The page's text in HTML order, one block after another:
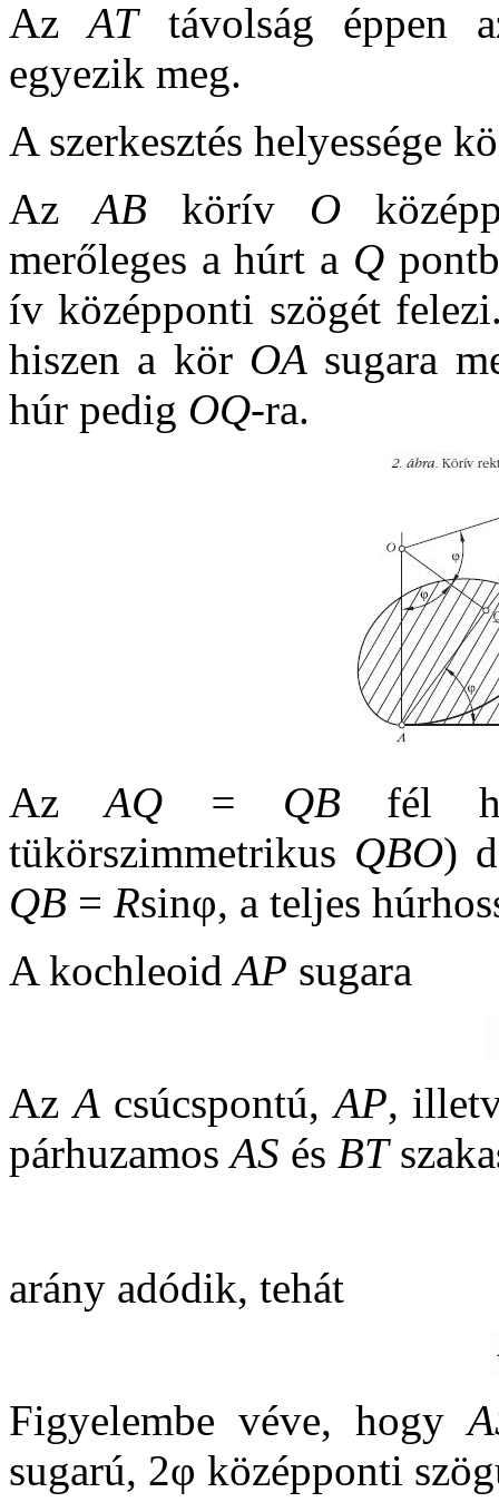
AzATtávolság éppen
egyezik meg.
A szerkesztés helyessége
AzAB körív O
merőleges a húrt a Q
ív középponti szögét
hiszen a kör OAsugara
húr pedig OQ-ra.
AzAQ = QB fél
tükörszimmetrikus QBO)
QB = Rsinφ, a teljes
A kochleoidAP sugara
AzAcsúcspontú,AP,
párhuzamosAS és BT
arány adódik, tehát
Figyelembe véve, hogy
sugarú, 2φ középponti